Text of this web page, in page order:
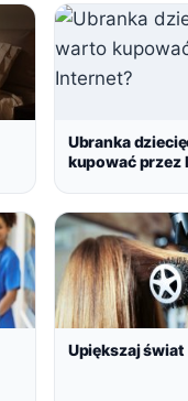
Ubranka
kupować przez
Upiększaj świat